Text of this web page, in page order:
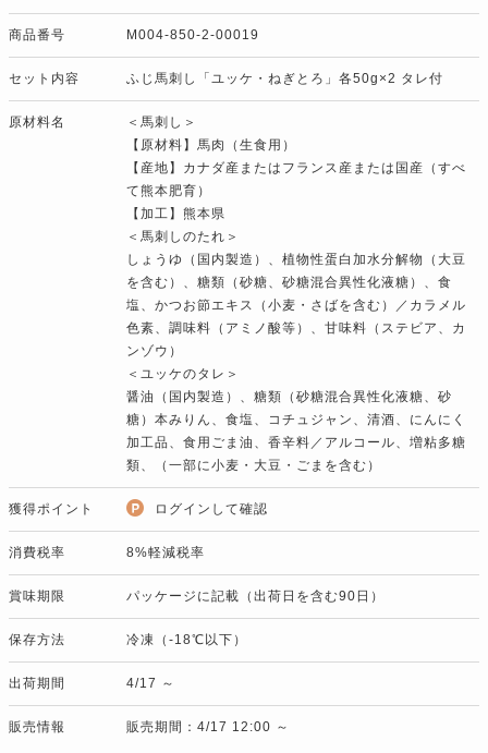
商品番号 M004-850-2-00019
セット内容 ふじ馬刺し「ユッケ・ねぎとろ」各50g×2 タレ付
原材料名
＜馬刺し＞
【原材料】馬肉（生食用）
【産地】カナダ産またはフランス産または国産（すべ
て熊本肥育）
【加工】熊本県
＜馬刺しのたれ＞
しょうゆ（国内製造）、植物性蛋白加水分解物（大豆
を含む）、糖類（砂糖、砂糖混合異性化液糖）、食
塩、かつお節エキス（小麦・さばを含む）／カラメル
色素、調味料（アミノ酸等）、甘味料（ステビア、カ
ンゾウ）
＜ユッケのタレ＞
醤油（国内製造）、糖類（砂糖混合異性化液糖、砂
糖）本みりん、食塩、コチュジャン、清酒、にんにく
加工品、食用ごま油、香辛料／アルコール、増粘多糖
類、（一部に小麦・大豆・ごまを含む）
獲得ポイント ログインして確認
消費税率 8%軽減税率
賞味期限 パッケージに記載（出荷日を含む90日）
保存方法 冷凍（-18℃以下）
出荷期間 4/17 ～
販売情報 販売期間：4/17 12:00 ～